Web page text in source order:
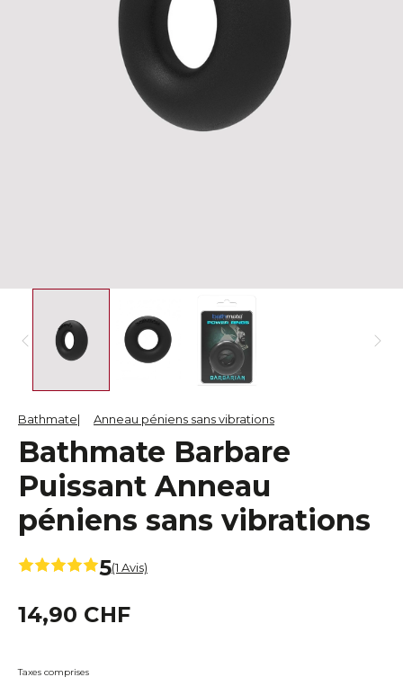
Bathmate Anneau péniens sans vibrations
Bathmate Barbare
Puissant Anneau
péniens sans vibrations
5(1 Avis)
14,90 CHF
Taxes comprises